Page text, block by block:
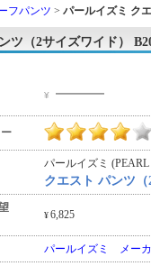
フパンツ > パールイズミ ク
（2サイズワイド）
¥ ―――
パールイズミ
クエスト パンツ
¥6,825
パールイズミ メー